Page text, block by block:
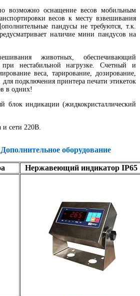
возможно оснащение весов мобильным
весов к месту взвешивания
пандусы не требуются, т.к.
наличие мини пандусов на
животных, обеспечивающий
при нестабильной нагрузке. Счетный и
веса, тарирование, дозирование,
подключения принтера печати этикеток
в одних!
блок индикации (жидкокристаллический
и сети 220В.
оборудование
Нержавеющий индикатор IP65